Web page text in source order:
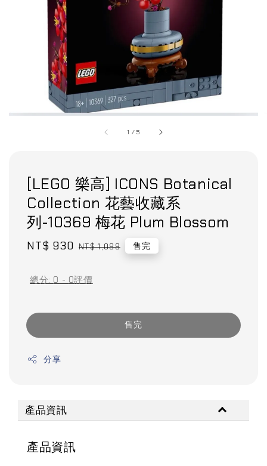
1 /5
[LEGO 樂高] ICONS Botanical
Collection 花藝收藏系
列-10369 梅花 Plum Blossom
Sale
NT$ 930 Regular
NT$ 1,099 售完
總分: 0 - 0評價
售完
分享
產品資訊
產品資訊